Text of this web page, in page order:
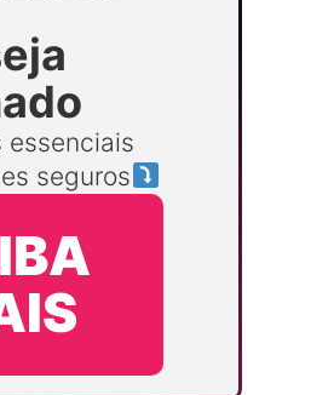
essenciais
seguros